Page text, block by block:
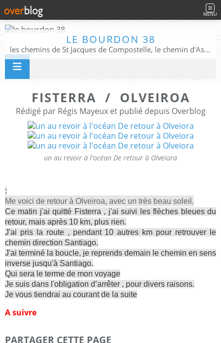
MENU
LE BOURDON 38
les chemins de St Jacques de Compostelle, le chemin d'Assise, La Voie Francigena, et autres chemins ........
FISTERRA / OLVEIROA
Rédigé par Régis Mayeux et publié depuis Overblog
un au revoir à l'océan De retour à Olveiora
:
Me voici de retour à Olveiroa, avec un très beau soleil.
Ce matin j'ai quitté Fisterra , j'ai suivi les flèches bleues du
retour, mais après 10 km, plus rien.
J'ai pris la route , pendant 10 autres km pour retrouver le
chemin direction Santiago.
J'ai terminé la boucle, je reprends demain le chemin en sens
inverse jusqu'à Santiago.
Qui sera le terme de mon voyage
Je suis dans l'obligation d’arrêter , pour divers raisons.
Je vous tiendrai au courant de la suite
A suivre
PARTAGER CETTE PAGE